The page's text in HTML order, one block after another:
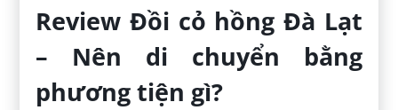
Review Đồi cỏ hồng Đà Lạt
– Nên di chuyển bằng
phương tiện gì?